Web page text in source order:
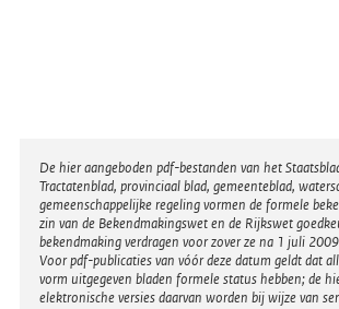
Disclaimer
De hier aangeboden pdf-bestanden van het
Tractatenblad, provinciaal blad, gemeenteblad,
gemeenschappelijke regeling vormen de formele
zin van de Bekendmakingswet en de Rijkswet
bekendmaking verdragen voor zover ze na 1 juli
Voor pdf-publicaties van vóór deze datum geldt dat
vorm uitgegeven bladen formele status hebben; de
elektronische versies daarvan worden bij wijze van